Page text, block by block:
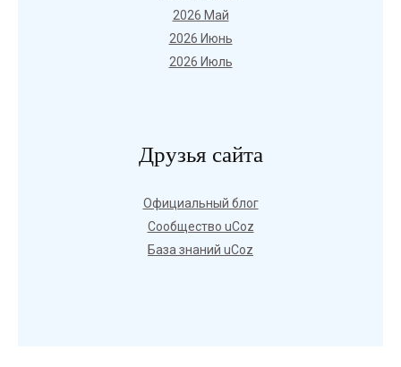
2026 Май
2026 Июнь
2026 Июль
Друзья сайта
Официальный блог
Сообщество uCoz
База знаний uCoz